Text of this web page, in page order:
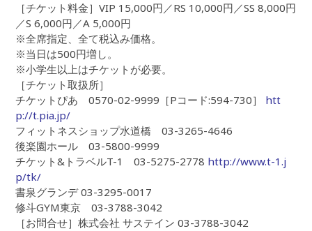
［チケット料金］VIP 15,000円／RS 10,000円／SS 8,000円
／S 6,000円／A 5,000円
※全席指定、全て税込み価格。
※当日は500円増し。
※小学生以上はチケットが必要。
［チケット取扱所］
チケットぴあ 0570-02-9999［Pコード:594-730］ htt
p://t.pia.jp/
フィットネスショップ水道橋 03-3265-4646
後楽園ホール 03-5800-9999
チケット&トラベルT-1 03-5275-2778 http://www.t-1.j
p/tk/
書泉グランデ 03-3295-0017
修斗GYM東京 03-3788-3042
［お問合せ］株式会社 サステイン 03-3788-3042